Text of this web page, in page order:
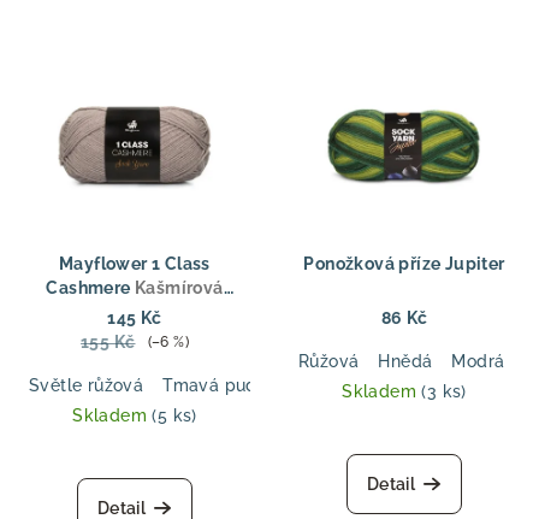
Mayflower 1 Class
Cashmere Kašmírová
ponožková příze 1. třídy –
Merino & Kašmír
145 Kč
155 Kč
(–6 %)
Světle růžová Tmavá pudrová růžová Lanýž Curry
Skladem(5 ks)
hodnocení
produktu
Detail
Ponožková příze Jupiter
86 Kč
Růžová Hnědá Modrá
Skladem(3 ks)
Detail